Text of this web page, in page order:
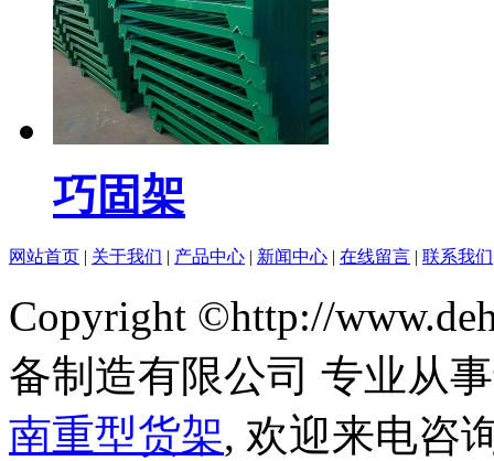
巧固架
网站首页 | 关于我们 | 产品中心 | 新闻中心 | 在线留言 | 联系我们
Copyright ©http://
备制造有限公司 专业从
南重型货架, 欢迎来电咨